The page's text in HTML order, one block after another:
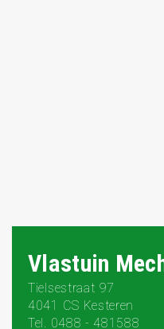
Vlastuin
Tielsestraat 97
4041 CS Kesteren
Tel. 0488 - 481588